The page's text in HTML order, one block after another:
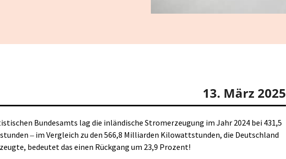
13. März 2025
Bundesamts lag die inländische Stromerzeugung im Jahr 2024 bei 431,5
‒ im Vergleich zu den 566,8 Milliarden Kilowattstunden, die Deutschland
bedeutet das einen Rückgang um 23,9 Prozent!